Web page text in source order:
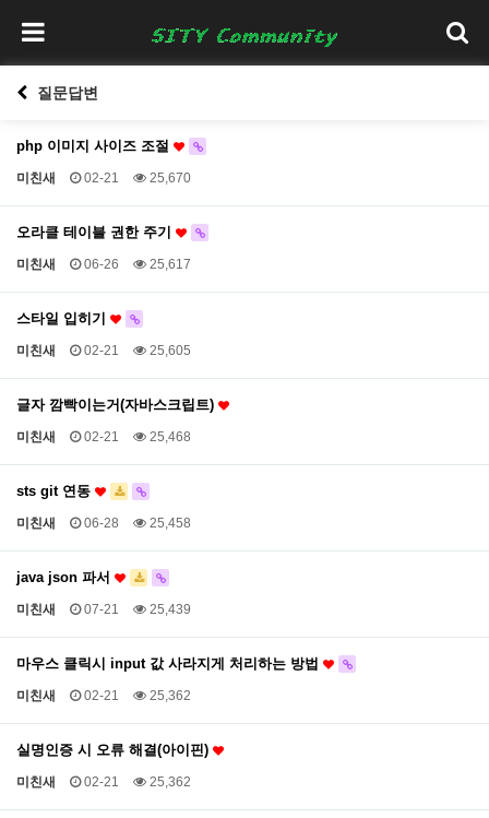
질문답변
php 이미지 사이즈 조절
미친새 02-21 25,670
오라클 테이블 권한 주기
미친새 06-26 25,617
스타일 입히기
미친새 02-21 25,605
글자 깜빡이는거(자바스크립트)
미친새 02-21 25,468
sts git 연동
미친새 06-28 25,458
java json 파서
미친새 07-21 25,439
마우스 클릭시 input 값 사라지게 처리하는 방법
미친새 02-21 25,362
실명인증 시 오류 해결(아이핀)
미친새 02-21 25,362